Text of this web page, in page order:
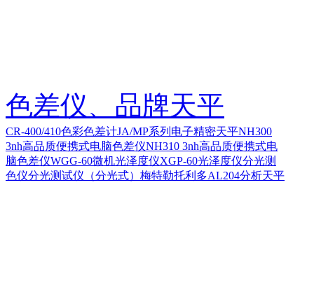
色差仪、品牌天平
CR-400/410色彩色差计JA/MP系列电子精密天平NH300
3nh高品质便携式电脑色差仪NH310 3nh高品质便携式电
脑色差仪WGG-60微机光泽度仪XGP-60光泽度仪分光测
色仪分光测试仪（分光式） 梅特勒托利多AL204分析天平